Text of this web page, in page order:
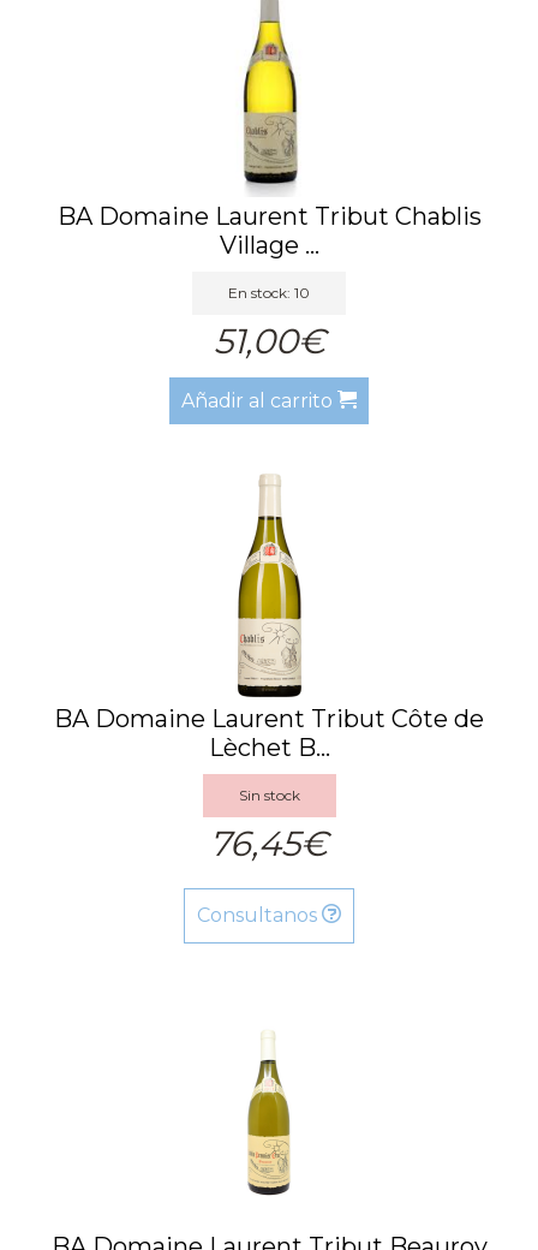
BA Domaine Laurent Tribut Chablis
Village ...
En stock: 10
51,00€
Añadir al carrito
BA Domaine Laurent Tribut Côte de
Lèchet B...
Sin stock
76,45€
Consultanos